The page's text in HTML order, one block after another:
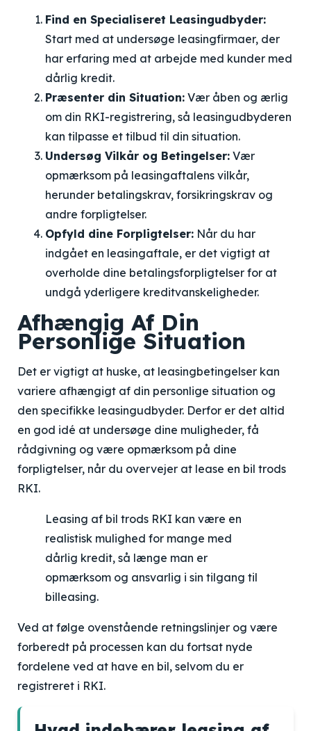
Find en Specialiseret Leasingudbyder:
Start med at undersøge leasingfirmaer, der
har erfaring med at arbejde med kunder med
dårlig kredit.
Præsenter din Situation: Vær åben og ærlig
om din RKI-registrering, så leasingudbyderen
kan tilpasse et tilbud til din situation.
Undersøg Vilkår og Betingelser: Vær
opmærksom på leasingaftalens vilkår,
herunder betalingskrav, forsikringskrav og
andre forpligtelser.
Opfyld dine Forpligtelser: Når du har
indgået en leasingaftale, er det vigtigt at
overholde dine betalingsforpligtelser for at
undgå yderligere kreditvanskeligheder.
Afhængig Af Din
Personlige Situation
Det er vigtigt at huske, at leasingbetingelser kan
variere afhængigt af din personlige situation og
den specifikke leasingudbyder. Derfor er det altid
en god idé at undersøge dine muligheder, få
rådgivning og være opmærksom på dine
forpligtelser, når du overvejer at lease en bil trods
RKI.
Leasing af bil trods RKI kan være en
realistisk mulighed for mange med
dårlig kredit, så længe man er
opmærksom og ansvarlig i sin tilgang til
billeasing.
Ved at følge ovenstående retningslinjer og være
forberedt på processen kan du fortsat nyde
fordelene ved at have en bil, selvom du er
registreret i RKI.